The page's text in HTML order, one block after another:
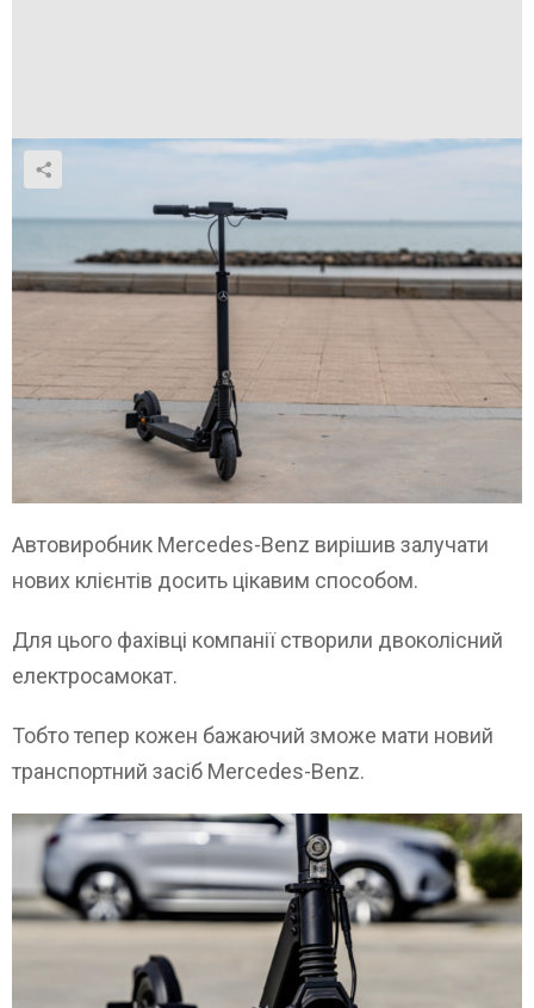
Автовиробник Mercedes-Benz вирішив залучати
нових клієнтів досить цікавим способом.
Для цього фахівці компанії створили двоколісний
електросамокат.
Тобто тепер кожен бажаючий зможе мати новий
транспортний засіб Mercedes-Benz.